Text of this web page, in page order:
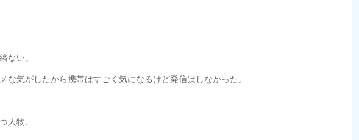
ない。
な気がしたから携帯はすごく気になるけど発信はしなかった。
人物、